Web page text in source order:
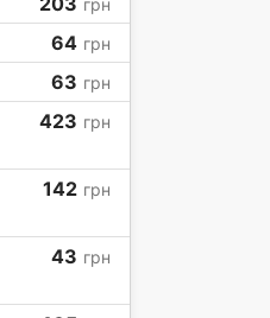
грн
64 грн
63 грн
423 грн
142 грн
43 грн